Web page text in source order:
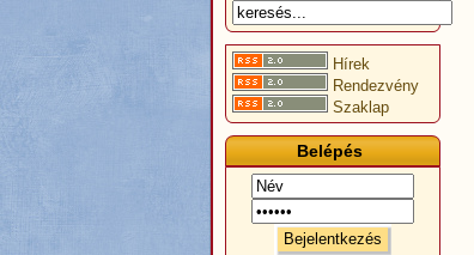
Hírek
Rendezvény
Szaklap
Belépés